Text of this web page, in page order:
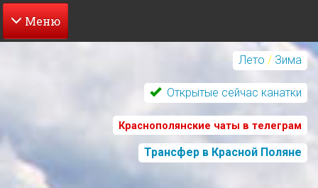
Перейти
Лето / Зима
Открытые сейчас канатки
Краснополянские чаты в телеграм
Трансфер в Красной Поляне